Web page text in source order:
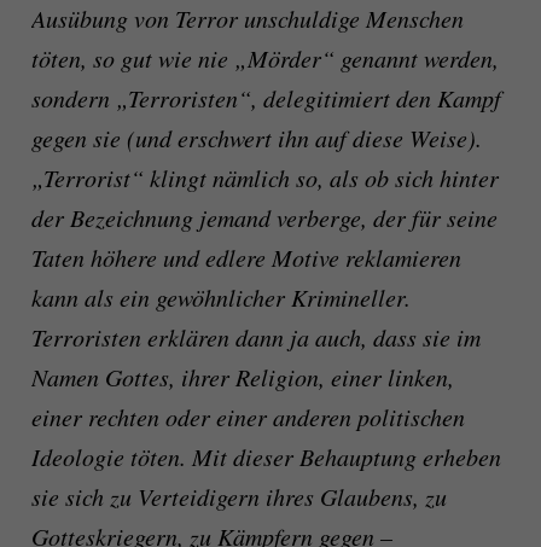
Ausübung von Terror unschuldige Menschen
töten, so gut wie nie „Mörder“ genannt werden,
sondern „Terroristen“, delegitimiert den Kampf
gegen sie (und erschwert ihn auf diese Weise).
„Terrorist“ klingt nämlich so, als ob sich hinter
der Bezeichnung jemand verberge, der für seine
Taten höhere und edlere Motive reklamieren
kann als ein gewöhnlicher Krimineller.
Terroristen erklären dann ja auch, dass sie im
Namen Gottes, ihrer Religion, einer linken,
einer rechten oder einer anderen politischen
Ideologie töten. Mit dieser Behauptung erheben
sie sich zu Verteidigern ihres Glaubens, zu
Gotteskriegern, zu Kämpfern gegen –